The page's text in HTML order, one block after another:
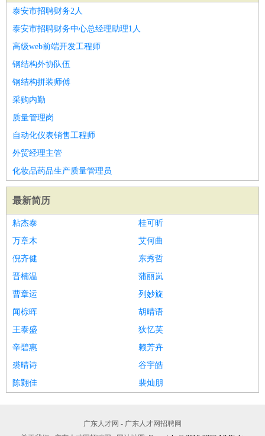
泰安市招聘财务2人
泰安市招聘财务中心总经理助理1人
高级web前端开发工程师
钢结构外协队伍
钢结构拼装师傅
采购内勤
质量管理岗
自动化仪表销售工程师
外贸经理主管
化妆品药品生产质量管理员
最新简历
粘杰泰
桂可昕
万章木
艾何曲
倪齐健
东秀哲
晋楠温
蒲丽岚
曹章运
列妙旋
闻棕晖
胡晴语
王泰盛
狄忆芙
辛碧惠
赖芳卉
裘晴诗
谷宇皓
陈翾佳
裴灿朋
广东人才网 - 广东人才网招聘网